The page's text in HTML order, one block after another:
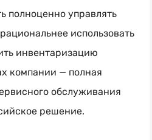
полноценно управлять
использовать
инвентаризацию
компании — полная
обслуживания
решение.